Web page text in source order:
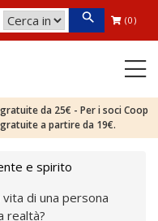
(0)
da 25€ - Per i soci Coop
a partire da 19€.
e spirito
di una persona
realtà?